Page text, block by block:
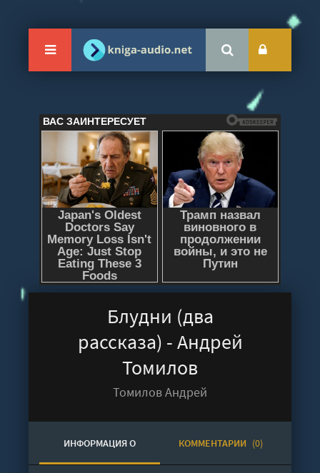
Блудни (два
рассказа) - Андрей
Томилов
Томилов Андрей
ИНФОРМАЦИЯ О КОММЕНТАРИИ (0)